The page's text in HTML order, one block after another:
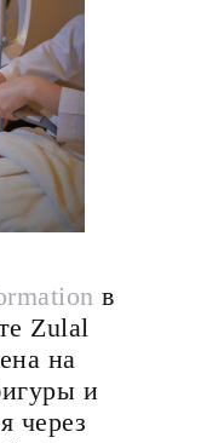
в
Zulal
на
и
через